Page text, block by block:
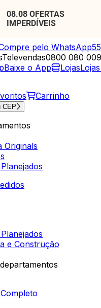
08.08 OFERTAS
IMPERDÍVEIS
pelo WhatsApp
Televendas0800 080
Baixe o App Lojas
Carrinho
CEP
Originals
e Construção